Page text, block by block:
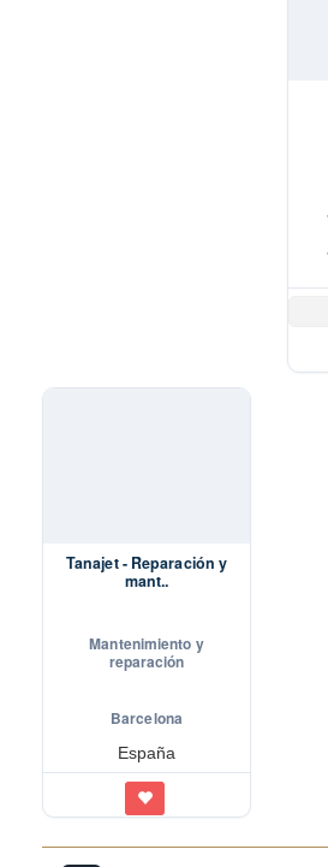
Tanajet - Reparación y
mant..
Mantenimiento y
reparación
Barcelona
España